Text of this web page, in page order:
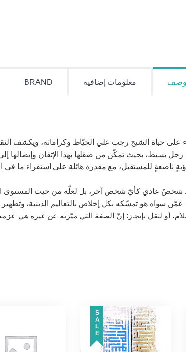
معلومات إضافية BRAND
على حياة الشيخ رجب علي الخيّاط وكراماته، ويكشف
بسيط، بحيث تمكّن من صقلها بهذا الإتقان وإيصالها
ناصعةٍ للمستقبل، مع مقدرة هائلة على استقراء ما
شخصٌ عادي كأيّ شخص آخر، بل لعلّه من حيث المستوى
عمّن سواه هو تمسّكه بكل إخلاص بالتعاليم الدينية،
أو لنقل بإيجاز: إنّ الصفة التي ميّزته عن غيره هي
SALE